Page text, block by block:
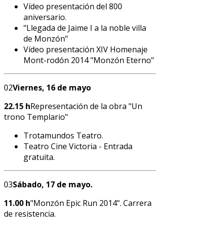
Vídeo presentación del 800
aniversario.
"Llegada de Jaime I a la noble villa
de Monzón"
Vídeo presentación XIV Homenaje
Mont-rodón 2014 "Monzón Eterno"
02Viernes, 16 de mayo
22.15 hRepresentación de la obra "Un
trono Templario"
Trotamundos Teatro.
Teatro Cine Victoria - Entrada
gratuita.
03Sábado, 17 de mayo.
11.00 h"Monzón Epic Run 2014". Carrera
de resistencia.